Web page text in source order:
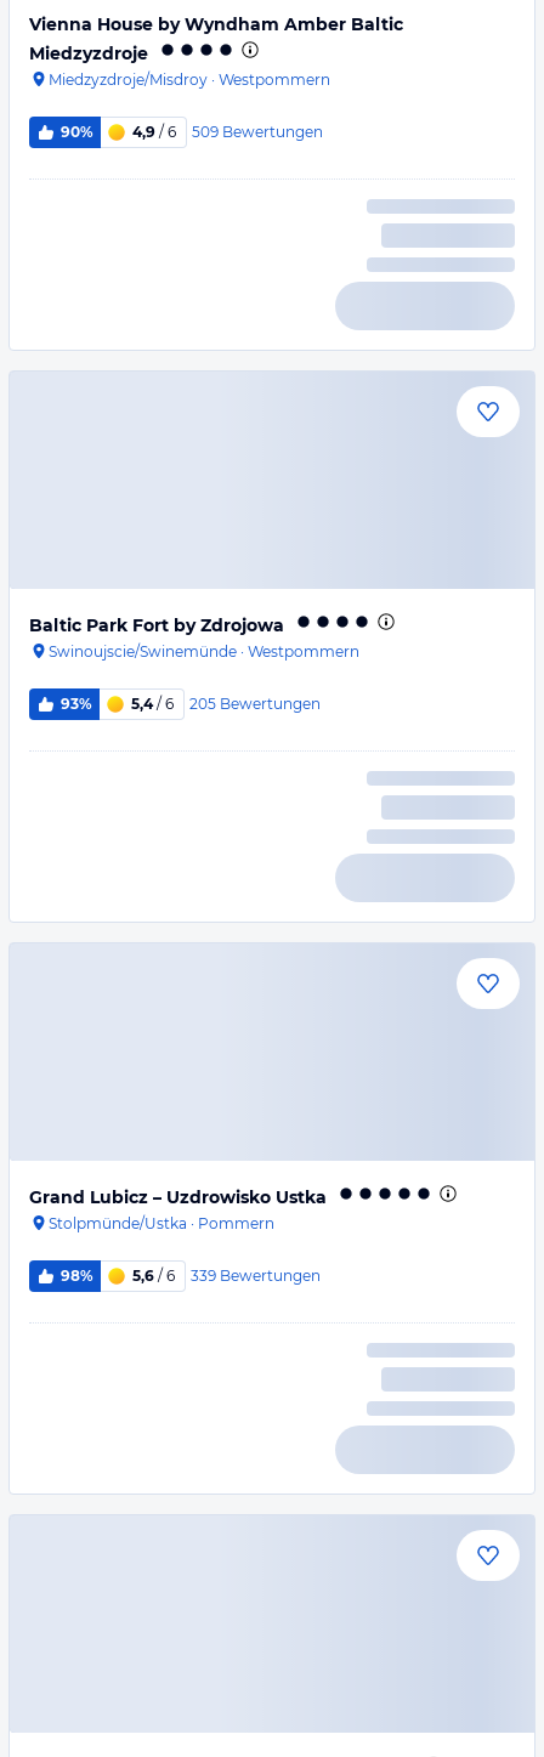
Vienna House by Wyndham Amber Baltic
Miedzyzdroje
Miedzyzdroje/Misdroy · Westpommern
90% 4,9 / 6 509 Bewertungen
Baltic Park Fort by Zdrojowa
Swinoujscie/Swinemünde · Westpommern
93% 5,4/ 6 205 Bewertungen
Grand Lubicz – Uzdrowisko Ustka
Stolpmünde/Ustka · Pommern
98% 5,6 / 6 339 Bewertungen